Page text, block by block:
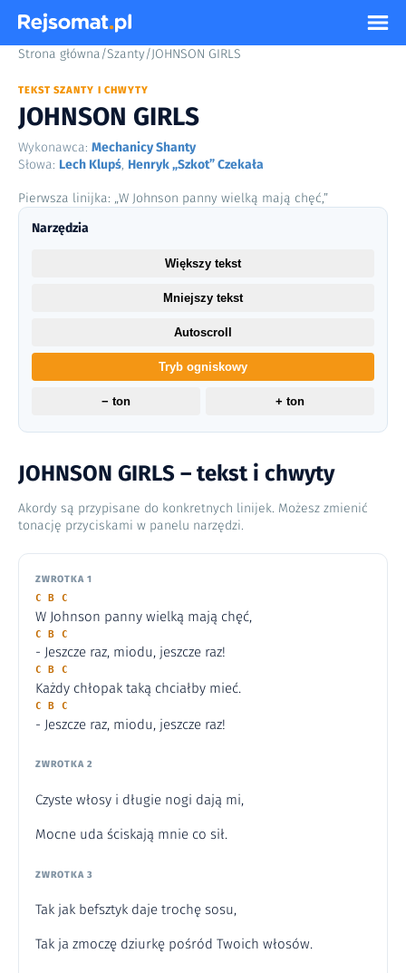
Strona główna/Szanty/JOHNSON GIRLS
TEKST SZANTY I CHWYTY
JOHNSON GIRLS
Wykonawca: Mechanicy Shanty
Słowa: Lech Klupś, Henryk „Szkot” Czekała
Pierwsza linijka: „W Johnson panny wielką mają chęć,”
JOHNSON GIRLS – tekst i chwyty
Akordy są przypisane do konkretnych linijek. Możesz zmienić
tonację przyciskami w panelu narzędzi.
ZWROTKA 1
C B C
W Johnson panny wielką mają chęć,
C B C
- Jeszcze raz, miodu, jeszcze raz!
C B C
Każdy chłopak taką chciałby mieć.
C B C
- Jeszcze raz, miodu, jeszcze raz!
ZWROTKA 2
Czyste włosy i długie nogi dają mi,
Mocne uda ściskają mnie co sił.
ZWROTKA 3
Tak jak befsztyk daje trochę sosu,
Tak ja zmoczę dziurkę pośród Twoich włosów.
Narzędzia
Większy tekst
Mniejszy tekst
Autoscroll
Tryb ogniskowy
− ton + ton